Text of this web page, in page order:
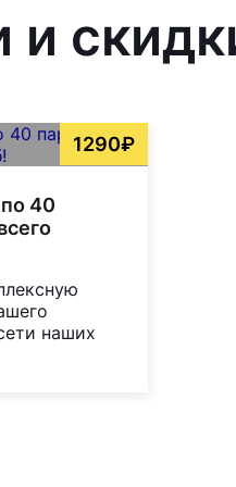
и
1290₽
40
наших